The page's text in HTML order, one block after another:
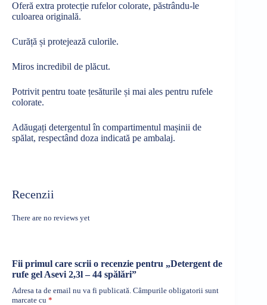
Oferă extra protecție rufelor colorate, păstrându-le
culoarea originală.
Curăță și protejează culorile.
Miros incredibil de plăcut.
Potrivit pentru toate țesăturile și mai ales pentru rufele
colorate.
Adăugați detergentulîn compartimentul mașinii de
spălat, respectând doza indicată pe ambalaj.
Recenzii
There are no reviews yet
Fii primul care scrii o recenzie pentru „Detergent de
rufe gel Asevi 2,3l – 44 spălări”
Adresa ta de email nu va fi publicată. Câmpurile obligatorii sunt
marcate cu *